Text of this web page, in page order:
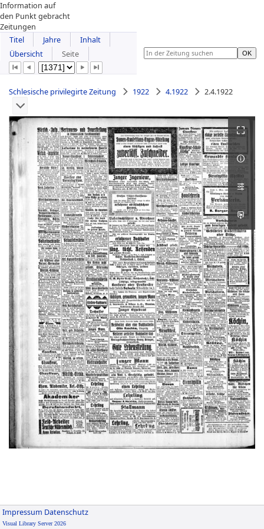
Information auf
den Punkt gebracht
Zeitungen
Titel
Jahre
Inhalt
Übersicht
Seite
Schlesische privilegirte Zeitung 1922 4.1922 2.4.1922
Impressum Datenschutz
Visual Library Server 2026